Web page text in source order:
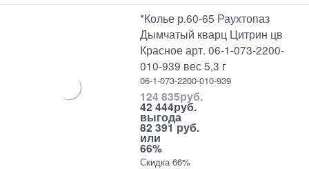
*Колье р.60-65 Раухтопаз
Дымчатый кварц Цитрин цв
Красное арт. 06-1-073-2200-
010-939 вес 5,3 г
06-1-073-2200-010-939
124 835руб.
42 444руб.
выгода
82 391 руб.
или
66%
Скидка 66%